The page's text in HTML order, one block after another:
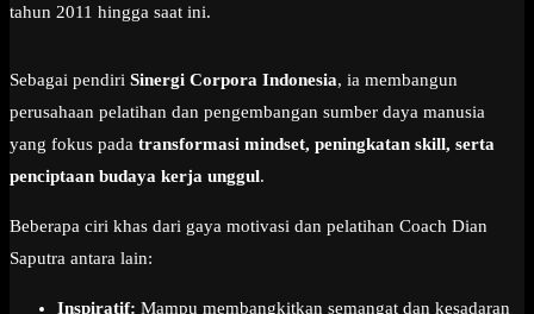
tahun 2011 hingga saat ini.
Sebagai pendiri Sinergi Corpora Indonesia, ia membangun
perusahaan pelatihan dan pengembangan sumber daya manusia
yang fokus pada transformasi mindset, peningkatan skill, serta
penciptaan budaya kerja unggul.
Beberapa ciri khas dari gaya motivasi dan pelatihan Coach Dian
Saputra antara lain:
Inspiratif: Mampu membangkitkan semangat dan kesadaran